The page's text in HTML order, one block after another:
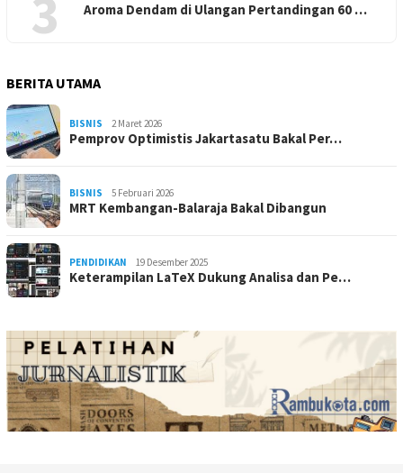
3 Aroma Dendam di Ulangan Pertandingan 60 …
BERITA UTAMA
BISNIS 2 Maret 2026
Pemprov Optimistis Jakartasatu Bakal Per…
BISNIS 5 Februari 2026
MRT Kembangan-Balaraja Bakal Dibangun
PENDIDIKAN 19 Desember 2025
Keterampilan LaTeX Dukung Analisa dan Pe…